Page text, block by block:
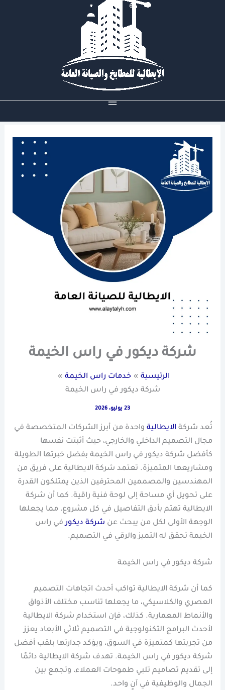
شركة ديكور في راس الخيمة
الرئيسية
خدمات راس الخيمة
شركة ديكور في راس الخيمة
23 يوليو، 2026
تُعد شركة الايطالية واحدة من أبرز الشركات المتخصصة في
مجال التصميم الداخلي والخارجي، حيث أثبتت نفسها
كأفضل شركة ديكور في راس الخيمة بفضل خبرتها الطويلة
ومشاريعها المتميزة. تعتمد شركة الايطالية على فريق من
المهندسين والمصممين المحترفين الذين يمتلكون القدرة
على تحويل أي مساحة إلى لوحة فنية راقية. كما أن شركة
الايطالية تهتم بأدق التفاصيل في كل مشروع، مما يجعلها
الوجهة الأولى لكل من يبحث عن شركة ديكورفي راس
الخيمة تحقق له التميز والرقي في التصميم.
شركة ديكور في راس الخيمة
كما أن شركة الايطالية تواكب أحدث اتجاهات التصميم
العصري والكلاسيكي، ما يجعلها تناسب مختلف الأذواق
والأنماط المعمارية. كذلك، فإن استخدام شركة الايطالية
لأحدث البرامج التكنولوجية في التصميم ثلاثي الأبعاد يعزز
من تجربتها كمتميزة في السوق، ويؤكد جدارتها بلقب أفضل
شركة ديكور في راس الخيمة. تهدف شركة الايطالية دائمًا
إلى تقديم تصاميم تلبي طموحات العملاء، وتجمع بين
الجمال والوظيفية في آنٍ واحد.